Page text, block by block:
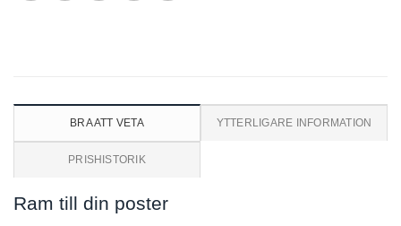
BRA ATT VETA YTTERLIGARE INFORMATION
PRISHISTORIK
Ram till din poster